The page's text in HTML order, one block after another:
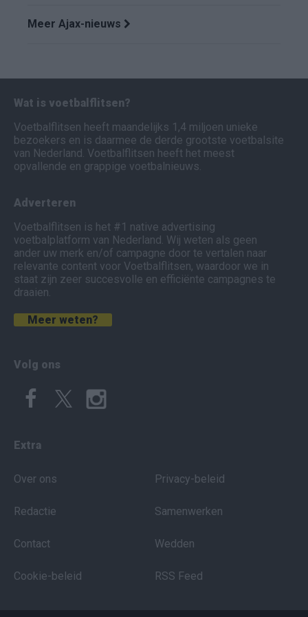
Meer Ajax-nieuws
Wat is voetbalflitsen?
Voetbalflitsen heeft maandelijks 1,4 miljoen unieke
bezoekers en is daarmee de derde grootste voetbalsite
van Nederland. Voetbalflitsen heeft het meest
opvallende en grappige voetbalnieuws.
Adverteren
Voetbalflitsen is het #1 native advertising
voetbalplatform van Nederland. Wij weten als geen
ander uw merk en/of campagne door te vertalen naar
relevante content voor Voetbalflitsen, waardoor we in
staat zijn zeer succesvolle en efficiënte campagnes te
draaien.
Meer weten?
Volg ons
Extra
Over ons
Redactie
Contact
Cookie-beleid
Privacy-beleid
Samenwerken
Wedden
RSS Feed